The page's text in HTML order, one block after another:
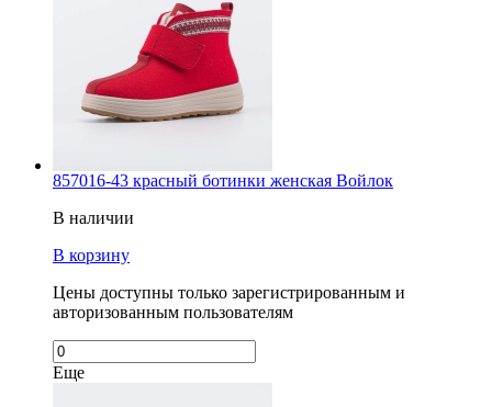
857016-43 красный ботинки женская Войлок
В наличии
В корзину
Цены доступны только зарегистрированным и
авторизованным пользователям
Еще